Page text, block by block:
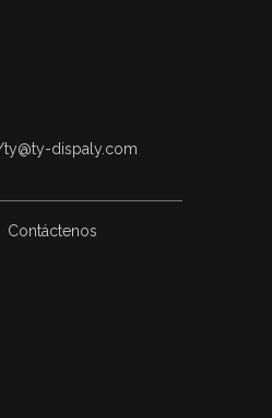
ty@ty-dispaly.com
Contáctenos